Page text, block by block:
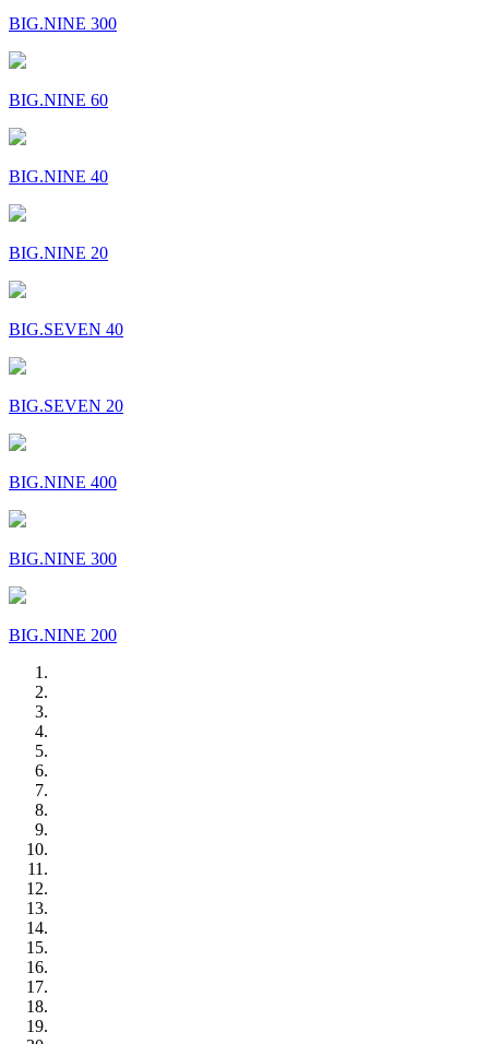
BIG.NINE 300
BIG.NINE 60
BIG.NINE 40
BIG.NINE 20
BIG.SEVEN 40
BIG.SEVEN 20
BIG.NINE 400
BIG.NINE 300
BIG.NINE 200